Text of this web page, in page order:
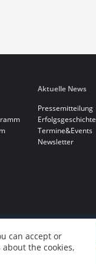
can accept or
the cookies,
Aktuelle News
Pressemitteilung
Erfolgsgeschichte
Termine&Events
Newsletter